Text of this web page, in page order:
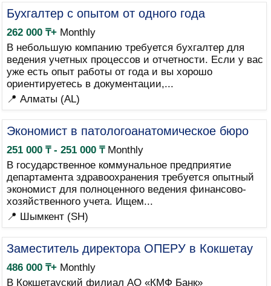
Бухгалтер с опытом от одного года
262 000 ₸+Monthly
В небольшую компанию требуется бухгалтер для
ведения учетных процессов и отчетности. Если у вас
уже есть опыт работы от года и вы хорошо
ориентируетесь в документации,...
📍 Алматы (AL)
Экономист в патологоанатомическое бюро
251 000 ₸ - 251 000 ₸Monthly
В государственное коммунальное предприятие
департамента здравоохранения требуется опытный
экономист для полноценного ведения финансово-
хозяйственного учета. Ищем...
📍 Шымкент (SH)
Заместитель директора ОПЕРУ в Кокшетау
486 000 ₸+Monthly
В Кокшетауский филиал АО «КМФ Банк»